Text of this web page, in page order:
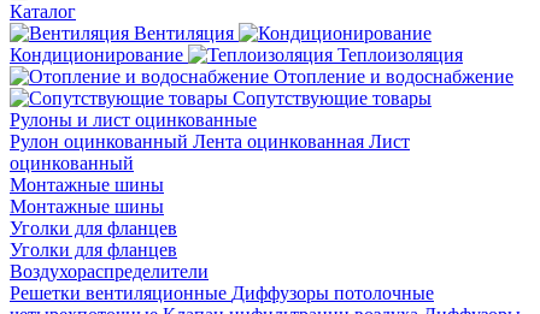
Каталог
Вентиляция
Кондиционирование
Теплоизоляция
Отопление и водоснабжение
Сопутствующие товары
Рулоны и лист оцинкованные
Рулон оцинкованный Лента оцинкованная Лист
оцинкованный
Монтажные шины
Монтажные шины
Уголки для фланцев
Уголки для фланцев
Воздухораспределители
Решетки вентиляционные Диффузоры потолочные